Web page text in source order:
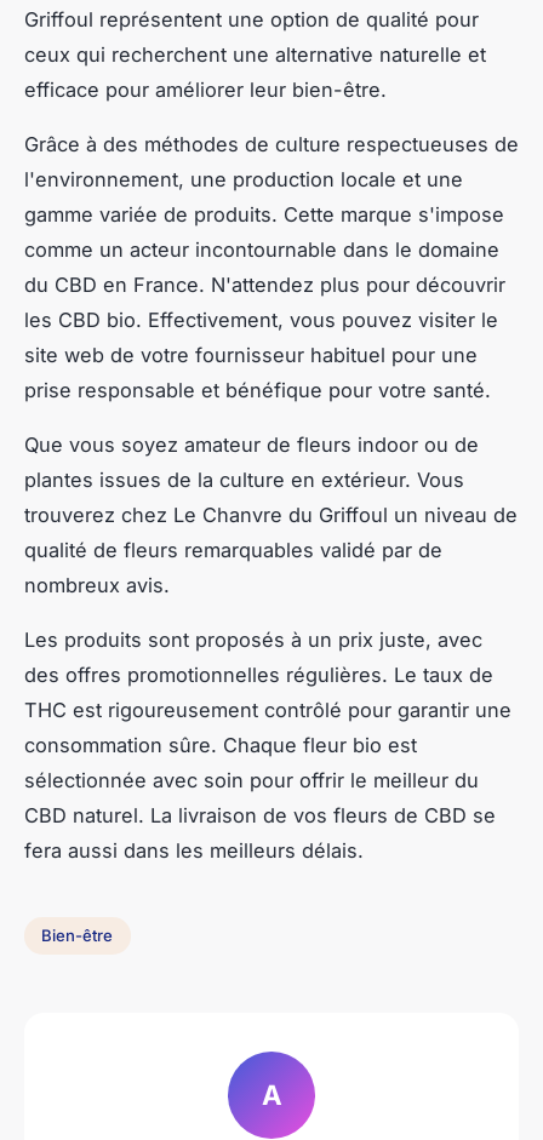
Griffoul représentent une option de qualité pour
ceux qui recherchent une alternative naturelle et
efficace pour améliorer leur bien-être.
Grâce à des méthodes de culture respectueuses de
l'environnement, une production locale et une
gamme variée de produits. Cette marque s'impose
comme un acteur incontournable dans le domaine
du CBD en France. N'attendez plus pour découvrir
les CBD bio. Effectivement, vous pouvez visiter le
site web de votre fournisseur habituel pour une
prise responsable et bénéfique pour votre santé.
Que vous soyez amateur de fleurs indoor ou de
plantes issues de la culture en extérieur. Vous
trouverez chez Le Chanvre du Griffoul un niveau de
qualité de fleurs remarquables validé par de
nombreux avis.
Les produits sont proposés à un prix juste, avec
des offres promotionnelles régulières. Le taux de
THC est rigoureusement contrôlé pour garantir une
consommation sûre. Chaque fleur bio est
sélectionnée avec soin pour offrir le meilleur du
CBD naturel. La livraison de vos fleurs de CBD se
fera aussi dans les meilleurs délais.
Bien-être
A